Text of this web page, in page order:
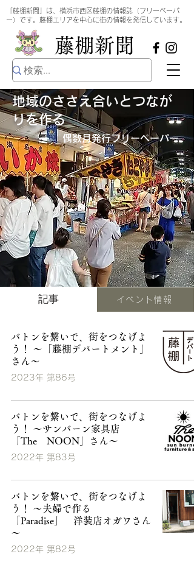
​藤棚新聞
「藤棚新聞」は、横浜市西区藤棚の情報誌（フリーペーパ
ー）です。藤棚エリアを中心に街の情報を発信しています。
地域のささえ合いとつなが
りを作る
偶数月発行​フリーペーパー
記事 イベント情報
バトンを繋いで、街をつなげよ
う！ ～「藤棚デパートメント」
さん～
2023年 第86号
バトンを繋いで、街をつなげよ
う！ ～サンバーン家具店
「The NOON」さん～
2022年 第83号
バトンを繋いで、街をつなげよ
う！ ～夫婦で作る
「Paradise」 洋装店オガワさん
～
2022年 第82号